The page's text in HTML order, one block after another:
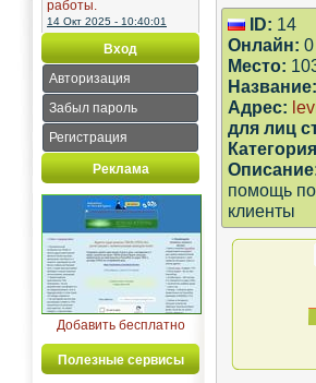
работы.
14 Окт 2025 - 10:40:01
Вход
Авторизация
Забыл пароль
Регистрация
Реклама
Добавить бесплатно
Полезные сервисы
ID: 14
Онлайн: 0
Место:
Название:
Адрес:
для лиц
помощь
клиенты